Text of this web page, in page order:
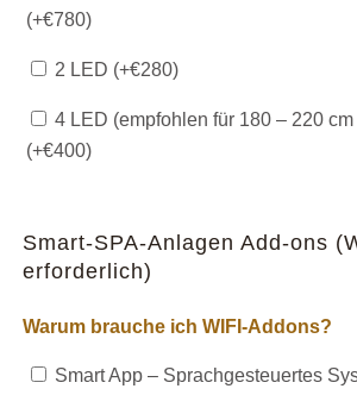
(+€780)
2 LED (+€280)
4 LED (empfohlen für 180 – 220
(+€400)
Smart-SPA-Anlagen Add-ons
erforderlich)
Warum brauche ich WIFI-Addons?
Smart App – Sprachgesteuertes